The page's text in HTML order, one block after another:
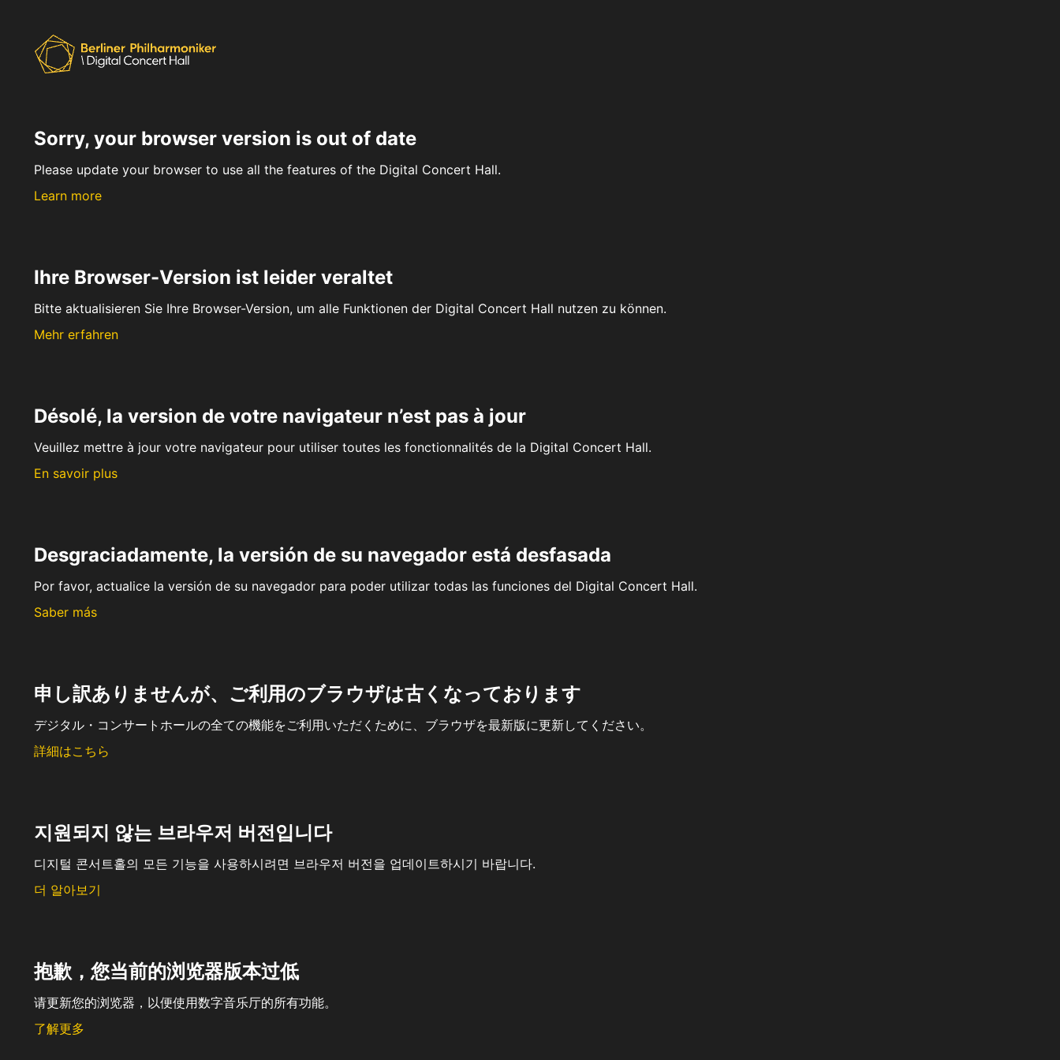
Sorry, your browser version is out of date
Please update your browser to use all the features of the Digital Concert Hall.
Learn more
Ihre Browser-Version ist leider veraltet
Bitte aktualisieren Sie Ihre Browser-Version, um alle Funktionen der Digital Concert Hall nutzen zu können.
Mehr erfahren
Désolé, la version de votre navigateur n’est pas à jour
Veuillez mettre à jour votre navigateur pour utiliser toutes les fonctionnalités de la Digital Concert Hall.
En savoir plus
Desgraciadamente, la versión de su navegador está desfasada
Por favor, actualice la versión de su navegador para poder utilizar todas las funciones del Digital Concert Hall.
Saber más
申し訳ありませんが、ご利用のブラウザは古くなっております
デジタル・コンサートホールの全ての機能をご利用いただくために、ブラウザを最新版に更新してください。
詳細はこちら
지원되지 않는 브라우저 버전입니다
디지털 콘서트홀의 모든 기능을 사용하시려면 브라우저 버전을 업데이트하시기 바랍니다.
더 알아보기
抱歉，您当前的浏览器版本过低
请更新您的浏览器，以便使用数字音乐厅的所有功能。
了解更多